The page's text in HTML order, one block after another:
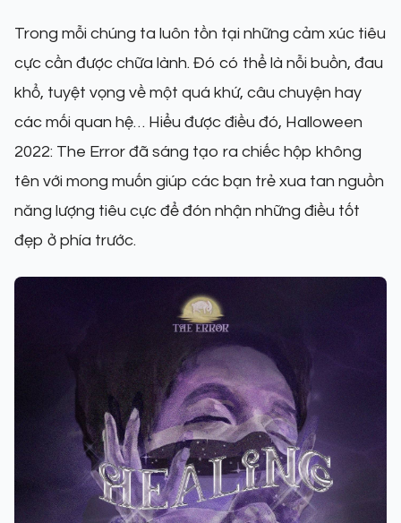
Trong mỗi chúng ta luôn tồn tại những cảm xúc tiêu
cực cần được chữa lành. Đó có thể là nỗi buồn, đau
khổ, tuyệt vọng về một quá khứ, câu chuyện hay
các mối quan hệ… Hiểu được điều đó, Halloween
2022: The Error đã sáng tạo ra chiếc hộp không
tên với mong muốn giúp các bạn trẻ xua tan nguồn
năng lượng tiêu cực để đón nhận những điều tốt
đẹp ở phía trước.